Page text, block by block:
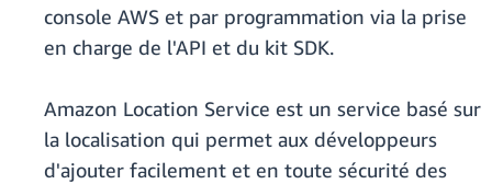
console AWS et par programmation via la prise
en charge de l'API et du kit SDK.
Amazon Location Service est un service basé sur
la localisation qui permet aux développeurs
d'ajouter facilement et en toute sécurité des